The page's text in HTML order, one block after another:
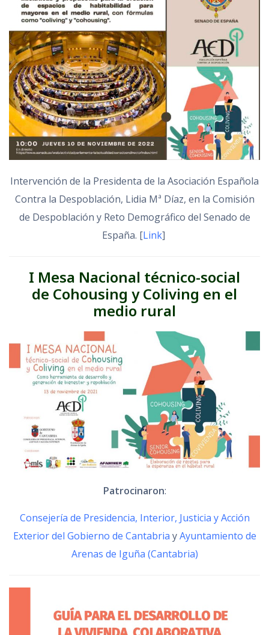
Intervención de la Presidenta de la Asociación Española
Contra la Despoblación, Lidia Mª Díaz, en la Comisión
de Despoblación y Reto Demográfico del Senado de
España. [Link]
I Mesa Nacional técnico-social
de Cohousing y Coliving en el
medio rural
Patrocinaron:
Consejería de Presidencia, Interior, Justicia y Acción
Exterior del Gobierno de Cantabria y Ayuntamiento de
Arenas de Iguña (Cantabria)